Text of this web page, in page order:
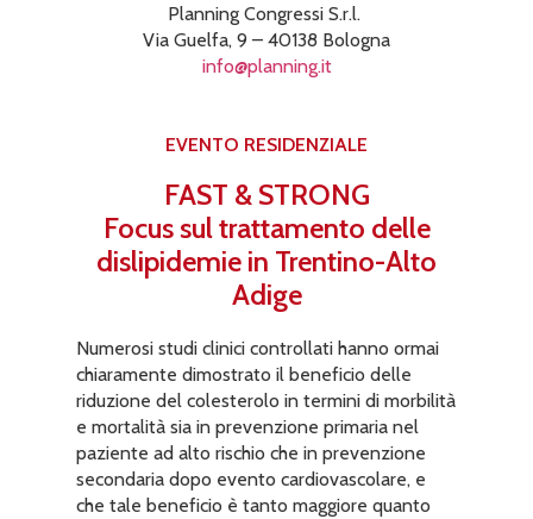
Planning Congressi S.r.l.
Via Guelfa, 9 – 40138 Bologna
info@planning.it
EVENTO RESIDENZIALE
FAST & STRONG
Focus sul trattamento delle
dislipidemie in Trentino-Alto
Adige
Numerosi studi clinici controllati hanno ormai
chiaramente dimostrato il beneficio delle
riduzione del colesterolo in termini di morbilità
e mortalità sia in prevenzione primaria nel
paziente ad alto rischio che in prevenzione
secondaria dopo evento cardiovascolare, e
che tale beneficio è tanto maggiore quanto